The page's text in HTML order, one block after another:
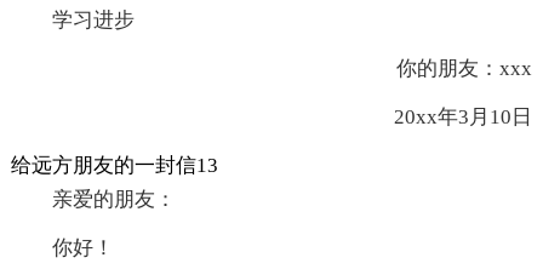
学习进步
你的朋友：xxx
20xx年3月10日
给远方朋友的一封信13
亲爱的朋友：
你好！